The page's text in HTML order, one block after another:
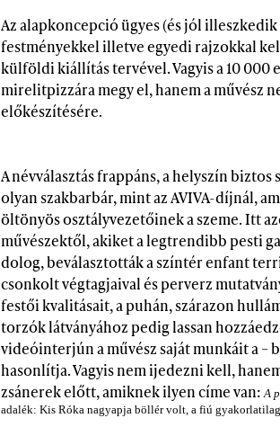
Az alapkoncepció ügyes (és jól
festményekkel illetve egyedi rajzokkal
külföldi kiállítás tervével. Vagyis a 10 000
mirelitpizzára megy el, hanem a művész
előkészítésére.
A névválasztás frappáns, a helyszín
olyan szakbarbár, mint az AVIVA-díjnál,
öltönyös osztályvezetőinek a szeme. Itt
művészektől, akiket a legtrendibb pesti
dolog, beválasztották a színtér enfant
csonkolt végtagjaival és perverz
festői kvalitásait, a puhán, szárazon
torzók látványához pedig lassan
videóinterjún a művész saját munkáit a
hasonlítja. Vagyis nem ijedezni kell,
zsánerek előtt, amiknek ilyen címe van: A
adalék: Kis Róka nagyapja böllér volt, a fiú